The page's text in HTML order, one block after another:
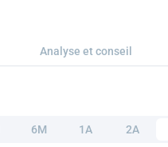
Analyse et conseil
6M 1A 2A